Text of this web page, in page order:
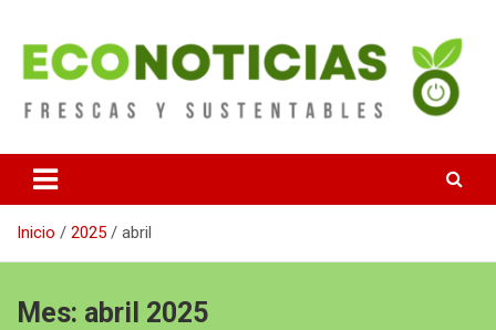
contenido
Econoticias
Inicio 2025 abril
Mes: abril 2025